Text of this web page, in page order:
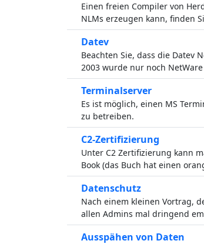
Einen freien Compiler von
NLMs erzeugen kann, finden
Datev
Beachten Sie, dass die Datev
2003 wurde nur noch NetWare
Terminalserver
Es ist möglich, einen MS
zu betreiben.
C2-Zertifizierung
Unter C2 Zertifizierung kann
Book (das Buch hat einen
Datenschutz
Nach einem kleinen Vortrag,
allen Admins mal dringend
Ausspähen von Daten